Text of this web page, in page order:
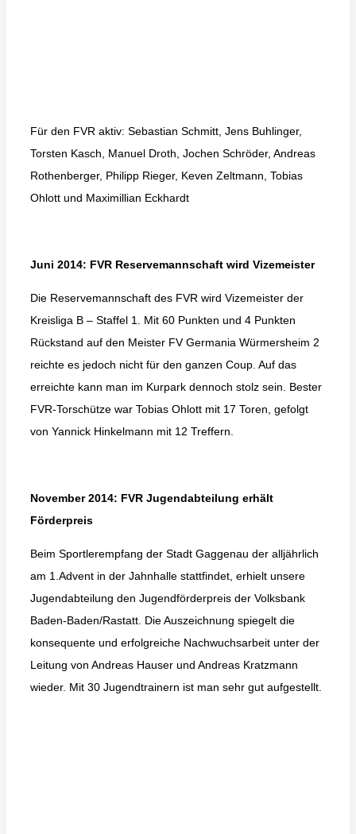
Für den FVR aktiv: Sebastian Schmitt, Jens Buhlinger,
Torsten Kasch, Manuel Droth, Jochen Schröder, Andreas
Rothenberger, Philipp Rieger, Keven Zeltmann, Tobias
Ohlott und Maximillian Eckhardt
Juni 2014: FVR Reservemannschaft wird Vizemeister
Die Reservemannschaft des FVR wird Vizemeister der
Kreisliga B – Staffel 1. Mit 60 Punkten und 4 Punkten
Rückstand auf den Meister FV Germania Würmersheim 2
reichte es jedoch nicht für den ganzen Coup. Auf das
erreichte kann man im Kurpark dennoch stolz sein. Bester
FVR-Torschütze war Tobias Ohlott mit 17 Toren, gefolgt
von Yannick Hinkelmann mit 12 Treffern.
November 2014: FVR Jugendabteilung erhält
Förderpreis
Beim Sportlerempfang der Stadt Gaggenau der alljährlich
am 1.Advent in der Jahnhalle stattfindet, erhielt unsere
Jugendabteilung den Jugendförderpreis der Volksbank
Baden-Baden/Rastatt. Die Auszeichnung spiegelt die
konsequente und erfolgreiche Nachwuchsarbeit unter der
Leitung von Andreas Hauser und Andreas Kratzmann
wieder. Mit 30 Jugendtrainern ist man sehr gut aufgestellt.